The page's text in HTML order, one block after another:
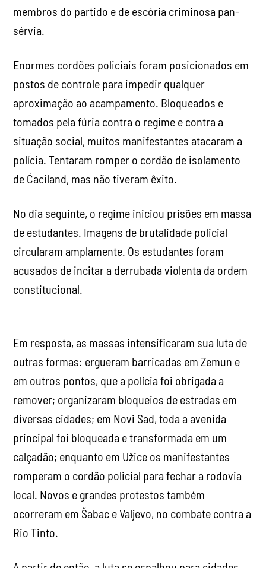
membros do partido e de escória criminosa pan-
sérvia.
Enormes cordões policiais foram posicionados em
postos de controle para impedir qualquer
aproximação ao acampamento. Bloqueados e
tomados pela fúria contra o regime e contra a
situação social, muitos manifestantes atacaram a
polícia. Tentaram romper o cordão de isolamento
de Ćaciland, mas não tiveram êxito.
No dia seguinte, o regime iniciou prisões em massa
de estudantes. Imagens de brutalidade policial
circularam amplamente. Os estudantes foram
acusados de incitar a derrubada violenta da ordem
constitucional.
Em resposta, as massas intensificaram sua luta de
outras formas: ergueram barricadas em Zemun e
em outros pontos, que a polícia foi obrigada a
remover; organizaram bloqueios de estradas em
diversas cidades; em Novi Sad, toda a avenida
principal foi bloqueada e transformada em um
calçadão; enquanto em Užice os manifestantes
romperam o cordão policial para fechar a rodovia
local. Novos e grandes protestos também
ocorreram em Šabac e Valjevo, no combate contra a
Rio Tinto.